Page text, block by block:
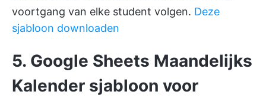
voortgang van elke student volgen. Deze
sjabloon downloaden
5. Google Sheets Maandelijks
Kalender sjabloon voor